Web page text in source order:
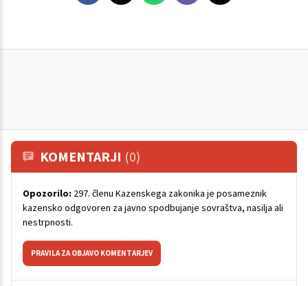
KOMENTARJI (0)
Opozorilo: 297. členu Kazenskega zakonika je posameznik
kazensko odgovoren za javno spodbujanje sovraštva, nasilja ali
nestrpnosti.
PRAVILA ZA OBJAVO KOMENTARJEV